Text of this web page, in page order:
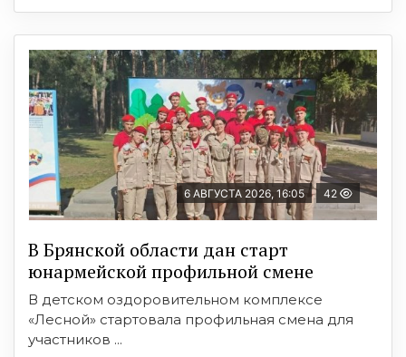
6 АВГУСТА 2026, 16:05 42
В Брянской области дан старт
юнармейской профильной смене
В детском оздоровительном комплексе
«Лесной» стартовала профильная смена для
участников ...